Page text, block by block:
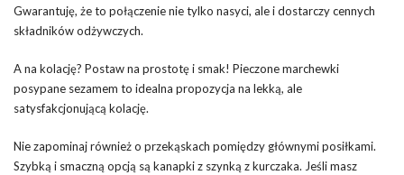
Gwarantuję, że to połączenie nie tylko nasyci, ale i dostarczy cennych
składników odżywczych.
A na kolację? Postaw na prostotę i smak! Pieczone marchewki
posypane sezamem to idealna propozycja na lekką, ale
satysfakcjonującą kolację.
Nie zapominaj również o przekąskach pomiędzy głównymi posiłkami.
Szybką i smaczną opcją są kanapki z szynką z kurczaka. Jeśli masz